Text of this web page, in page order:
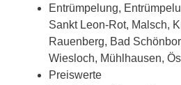
Entrümpelung,
Sankt Leon-Rot, Malsch,
Rauenberg, Bad
Wiesloch, Mühlhausen,
Preiswerte